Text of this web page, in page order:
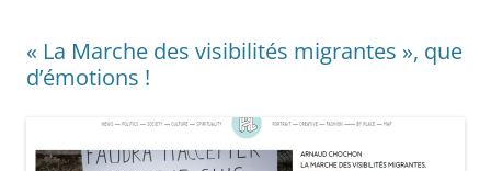
« La Marche des visibilités migrantes », que
d’émotions !